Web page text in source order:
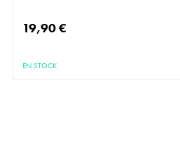
19,90 €
EN STOCK